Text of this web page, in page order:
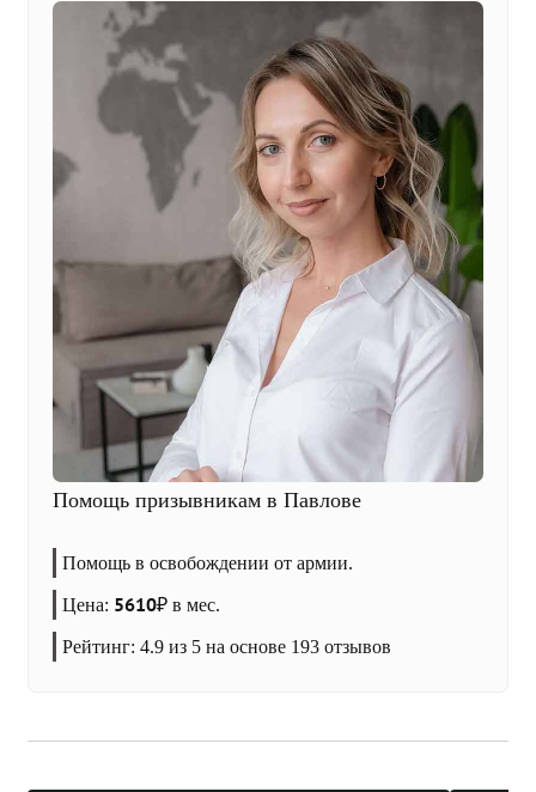
Помощь призывникам в Павлове
Помощь в освобождении от армии.
Цена: 5610₽ в мес.
Рейтинг: 4.9 из 5 на основе 193 отзывов